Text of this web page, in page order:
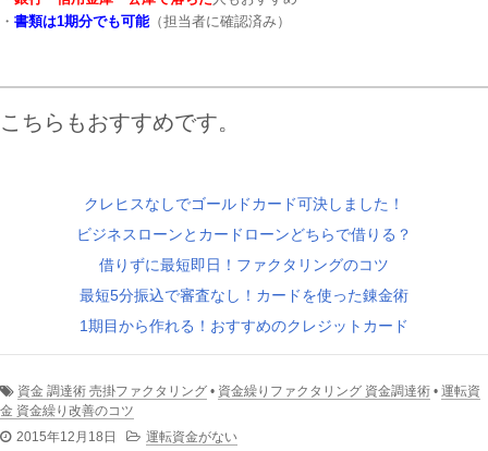
・ 書類は1期分でも可能 （担当者に確認済み）
こちらもおすすめです。
クレヒスなしでゴールドカード可決しました！
ビジネスローンとカードローンどちらで借りる？
借りずに最短即日！ファクタリングのコツ
最短5分振込で審査なし！カードを使った錬金術
1期目から作れる！おすすめのクレジットカード
資金 調達術 売掛ファクタリング • 資金繰りファクタリング 資金調達術 • 運転資
金 資金繰り改善のコツ
2015年12月18日
運転資金がない